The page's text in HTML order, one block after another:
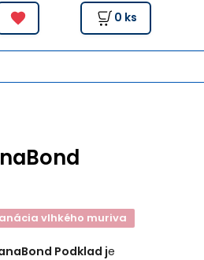
0 ks
vlhkého muriva
Podklad je